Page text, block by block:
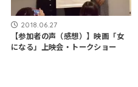
2018.06.27
【参加者の声（感想）】映画「女
になる」上映会・トークショー